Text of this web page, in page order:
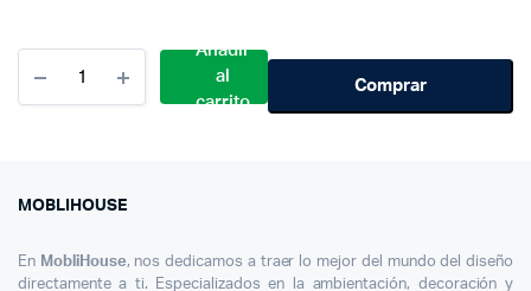
X3
Espaldar
Añadir
al
carrito
Comprar
MOBLIHOUSE
En MobliHouse, nos dedicamos a traer lo mejor del mundo del diseño
directamente a ti. Especializados en la ambientación, decoración y